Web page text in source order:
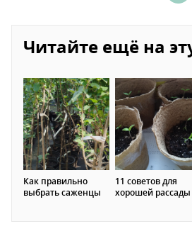
Читайте ещё на
Как правильно
выбрать саженцы
11 советов для
хорошей рассады